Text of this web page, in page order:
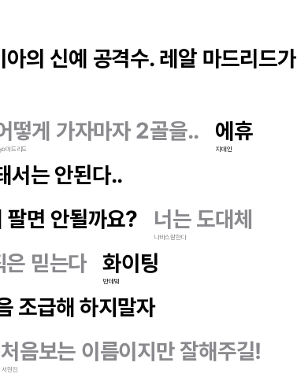
의 신예 공격수. 레알 마드리드가
떻게 가자마자 2골을..
마드리드
에휴
지데인
서는 안된다..
팔면 안될까요? 너는 도대체
나바스잘한다
은 믿는다 화이팅
반데빜
조급해 하지말자
처음보는 이름이지만 잘해주길!
서현진